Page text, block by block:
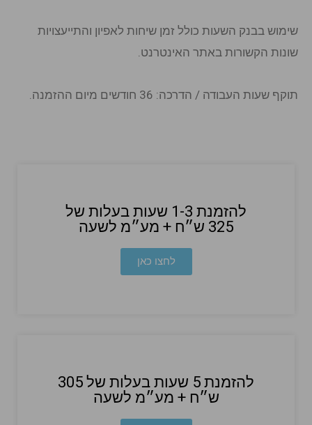
שימוש בבנק השעות כולל זמן שיחות לאפיון והתייעצויות
שונות הקשורות באתר האינטרנט.
תוקף שעות העבודה / הדרכה: 36 חודשים מיום ההזמנה.
להזמנת 1-3 שעות בעלות של
325 ש״ח + מע״מ לשעה
לחצו כאן
להזמנת 5 שעות בעלות של 305
ש״ח + מע״מ לשעה